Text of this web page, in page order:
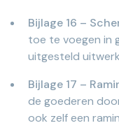
Bijlage 16 –
toe te voegen in
uitgesteld
Bijlage 17 –
de goederen
ook zelf een